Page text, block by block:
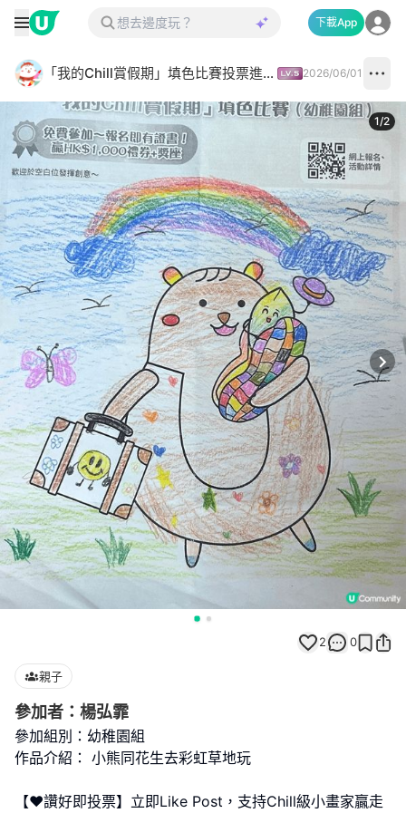
下載App
「我的Chill賞假期」填色比賽投票進行中✅ 2026/06/01
1/2
2 0
親子
參加者：楊弘霏
參加組別：幼稚園組
作品介紹： 小熊同花生去彩虹草地玩
【❤️讚好即投票】立即Like Post，支持Chill級小畫家贏走